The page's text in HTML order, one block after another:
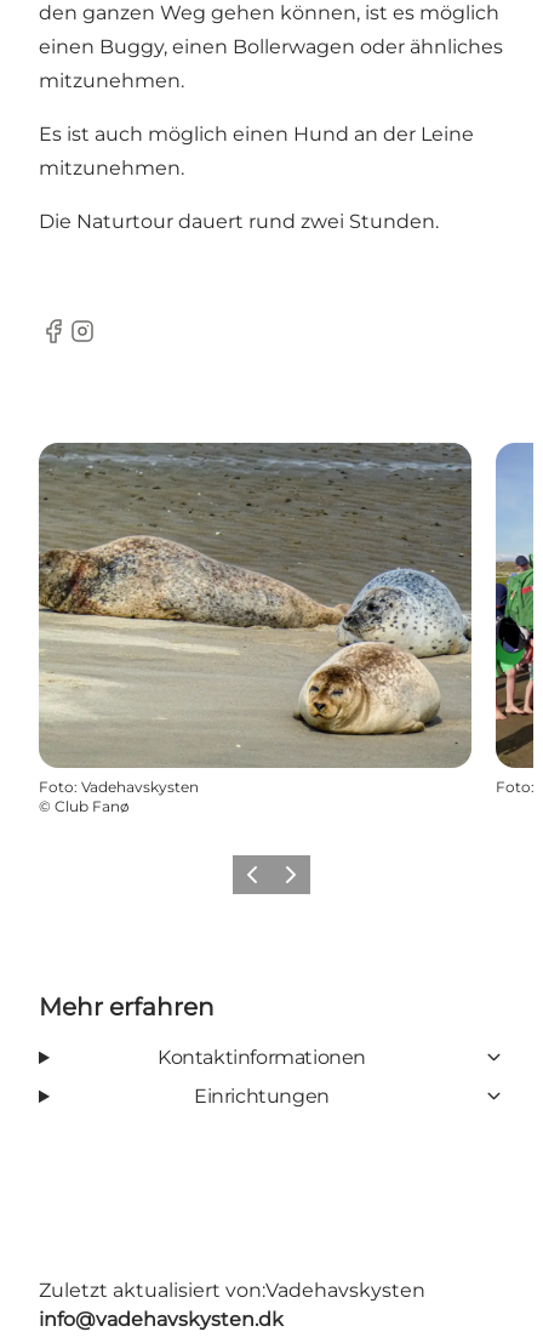
den ganzen Weg gehen können, ist es möglich
einen Buggy, einen Bollerwagen oder ähnliches
mitzunehmen.
Es ist auch möglich einen Hund an der Leine
mitzunehmen.
Die Naturtour dauert rund zwei Stunden.
Facebook
Instagram
Foto: Vadehavskysten
© Club Fanø
Foto:
ZurückWeiter
Mehr erfahren
Kontaktinformationen
Einrichtungen
Zuletzt aktualisiert von:Vadehavskysten
info@vadehavskysten.dk